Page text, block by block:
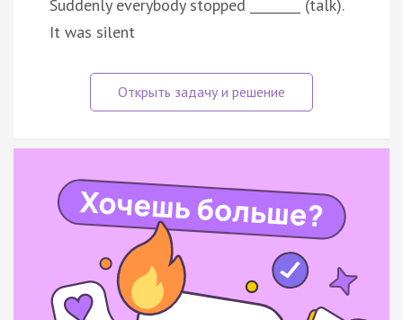
Suddenly everybody stopped ________ (talk).
It was silent